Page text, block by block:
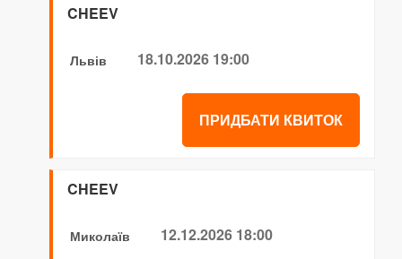
CHEEV
Львів 18.10.2026 19:00
ПРИДБАТИ КВИТОК
CHEEV
Миколаїв 12.12.2026 18:00